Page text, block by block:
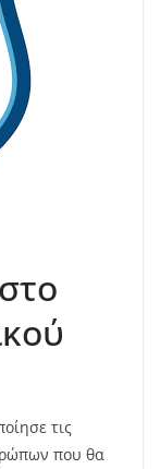
τις
που θα